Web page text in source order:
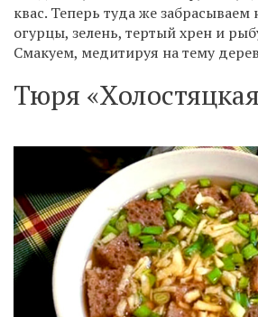
квас. Теперь туда же забрасываем
огурцы, зелень, тертый хрен и
Смакуем, медитируя на тему
Тюря